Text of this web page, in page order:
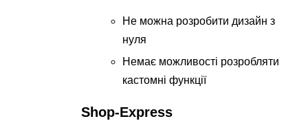
Не можна розробити дизайн з
нуля
Немає можливості розробляти
кастомні функції
Shop-Express